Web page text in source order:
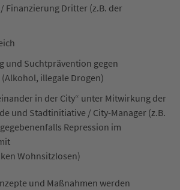
Finanzierung Dritter (z.B. der
und Suchtprävention gegen
illegale Drogen)
in der City“ unter Mitwirkung der
und Stadtinitiative / City-Manager (z.B.
Repression im
Wohnsitzlosen)
und Maßnahmen werden